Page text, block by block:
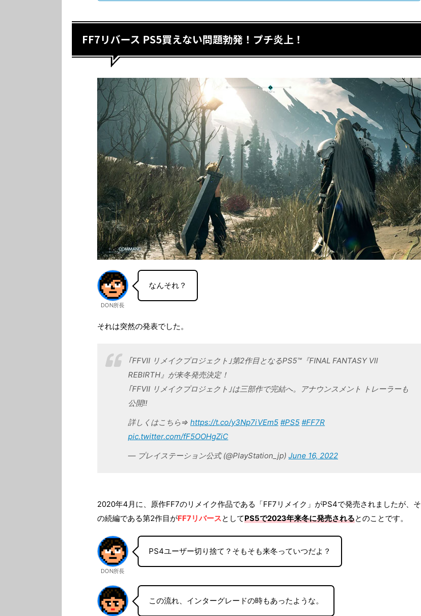
FF7リバース PS5買えない問題勃発！プチ炎上！
DON所長
なんそれ？
それは突然の発表でした。
｢FFVII リメイクプロジェクト｣第2作目となるPS5™『FINAL FANTASY VII
REBIRTH』が来冬発売決定！
｢FFVII リメイクプロジェクト｣は三部作で完結へ。アナウンスメント トレーラーも
公開!!
詳しくはこちら⇒ https://t.co/y3Np7iVEm5 #PS5 #FF7R
pic.twitter.com/fF5OOHgZiC
— プレイステーション公式 (@PlayStation_jp) June 16, 2022
2020年4月に、原作FF7のリメイク作品である「FF7リメイク」がPS4で発売されましたが、そ
の続編である第2作目がFF7リバースとしてPS5で2023年来冬に発売されるとのことです。
DON所長
PS4ユーザー切り捨て？そもそも来冬っていつだよ？
この流れ、インターグレードの時もあったような。